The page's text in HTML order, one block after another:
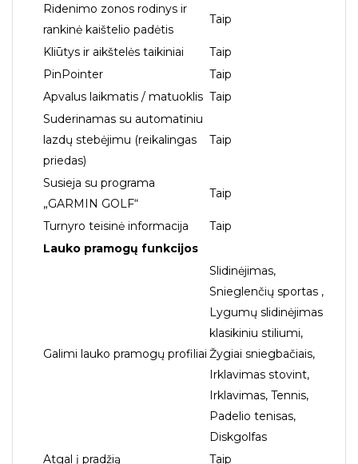
Ridenimo zonos rodinys ir
rankinė kaištelio padėtis
Taip
Kliūtys ir aikštelės taikiniai
Taip
PinPointer
Taip
Apvalus laikmatis / matuoklis Taip
Suderinamas su automatiniu
lazdų stebėjimu (reikalingas
priedas)
Taip
Susieja su programa
„GARMIN GOLF“
Taip
Turnyro teisinė informacija
Taip
Lauko pramogų funkcijos
Galimi lauko pramogų profiliai
Slidinėjimas,
Snieglenčių sportas ,
Lygumų slidinėjimas
klasikiniu stiliumi,
Žygiai sniegbačiais,
Irklavimas stovint,
Irklavimas, Tennis,
Padelio tenisas,
Diskgolfas
Atgal į pradžią
Taip